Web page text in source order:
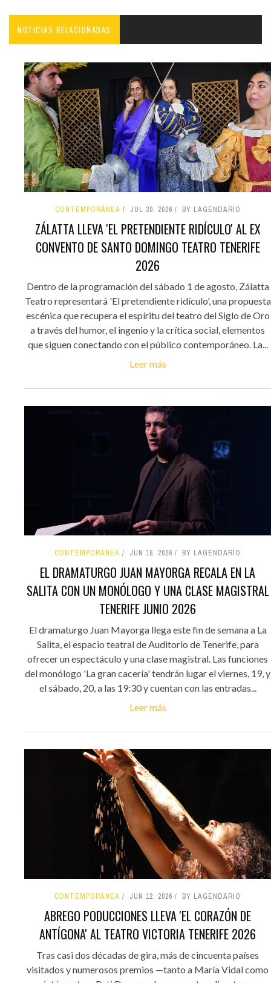
NOTICIAS RELACIONADAS
CONTEMPORÁNEA JUL 30, 2026 BY LAGENDARIO
ZÁLATTA LLEVA 'EL PRETENDIENTE RIDÍCULO' AL EX
CONVENTO DE SANTO DOMINGO TEATRO TENERIFE
2026
Dentro de la programación del sábado 1 de agosto, Zálatta
Teatro representará 'El pretendiente ridículo', una propuesta
escénica que recupera el espíritu del teatro del Siglo de Oro
a través del humor, el ingenio y la crítica social, elementos
que siguen conectando con el público contemporáneo. La...
Leer más
CONTEMPORÁNEA JUN 16, 2026 BY LAGENDARIO
EL DRAMATURGO JUAN MAYORGA RECALA EN LA
SALITA CON UN MONÓLOGO Y UNA CLASE MAGISTRAL
TENERIFE JUNIO 2026
El dramaturgo Juan Mayorga llega este fin de semana a La
Salita, el espacio teatral de Auditorio de Tenerife, para
ofrecer un espectáculo y una clase magistral. Las funciones
del monólogo 'La gran cacería' tendrán lugar el viernes, 19, y
el sábado, 20, a las 19:30 y cuentan con las entradas...
Leer más
CONTEMPORÁNEA JUN 12, 2026 BY LAGENDARIO
ABREGO PODUCCIONES LLEVA 'EL CORAZÓN DE
ANTÍGONA' AL TEATRO VICTORIA TENERIFE 2026
Tras casi dos décadas de gira, más de cincuenta países
visitados y numerosos premios —tanto a María Vidal como